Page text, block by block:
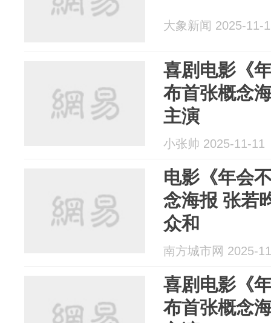
大象新闻 2025-11-
喜剧电影《
布首张概念
主演
小张帅 2025-11-11
电影《年会
念海报 张若
众和
南方城市网 2025-
喜剧电影《
布首张概念